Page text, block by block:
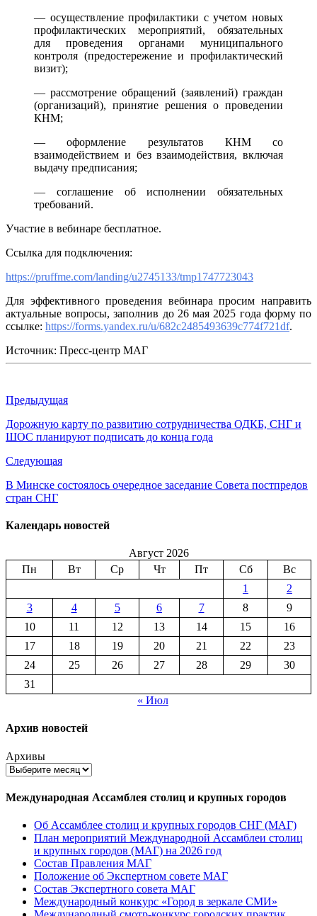
— осуществление профилактики с учетом новых
профилактических мероприятий, обязательных
для проведения органами муниципального
контроля (предостережение и профилактический
визит);
— рассмотрение обращений (заявлений) граждан
(организаций), принятие решения о проведении
КНМ;
— оформление результатов КНМ со
взаимодействием и без взаимодействия, включая
выдачу предписания;
— соглашение об исполнении обязательных
требований.
Участие в вебинаре бесплатное.
Ссылка для подключения:
https://pruffme.com/landing/u2745133/tmp1747723043
Для эффективного проведения вебинара просим направить
актуальные вопросы, заполнив до 26 мая 2025 года форму по
ссылке: https://forms.yandex.ru/u/682c2485493639c774f721df.
Источник: Пресс-центр МАГ
Предыдущая
Дорожную карту по развитию сотрудничества ОДКБ, СНГ и
ШОС планируют подписать до конца года
Следующая
В Минске состоялось очередное заседание Совета постпредов
стран СНГ
Календарь новостей
Август 2026
Пн
Вт Ср Чт Пт Сб
Вс
1
2
3
4 5 6 7 8
9
10
11 12 13 14 15
16
17
18 19 20 21 22
23
24
25 26 27 28 29
30
31
« Июл
Архив новостей
Архивы
Международная Ассамблея столиц и крупных городов
Об Ассамблее столиц и крупных городов СНГ (МАГ)
План мероприятий Международной Ассамблеи столиц
и крупных городов (МАГ) на 2026 год
Состав Правления МАГ
Положение об Экспертном совете МАГ
Состав Экспертного совета МАГ
Международный конкурс «Город в зеркале СМИ»